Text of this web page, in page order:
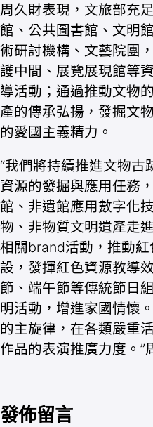
周久財表現，文旅部充
館、公共圖書館、文明
術研討機構、文藝院團
護中間、展覽展現館等
導活動；通過推動文物
產的傳承弘揚，發掘文
的愛國主義精力。
“我們將持續推進文物
資源的發掘與應用任務
館、非遺館應用數字化
物、非物質文明遺產走
相關brand活動，推動
設，發揮紅色資源教導
節、端午節等傳統節日
明活動，增進家國情懷
的主旋律，在各類嚴重
作品的表演推廣力度。”
發佈留言